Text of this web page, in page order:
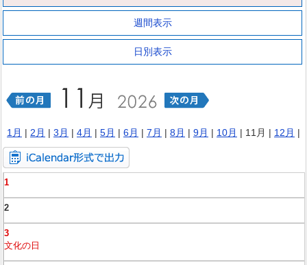
週間表示
日別表示
1月 | 2月 | 3月 | 4月 | 5月 | 6月 | 7月 | 8月 | 9月 | 10月 | 11月 | 12月 |
1
2
3
文化の日